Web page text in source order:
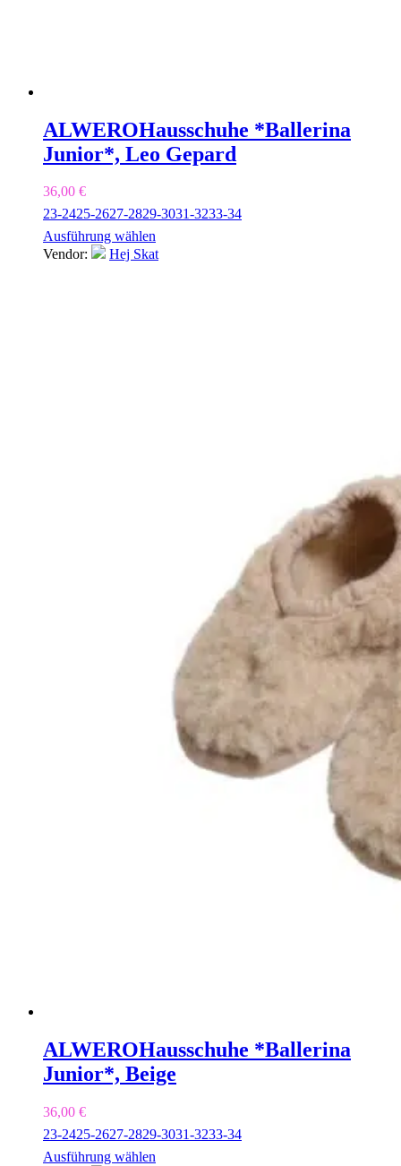
ALWEROHausschuhe *Ballerina
Junior*, Leo Gepard
36,00 €
23-2425-2627-2829-3031-3233-34
Ausführung wählen
Vendor:
Hej Skat
ALWEROHausschuhe *Ballerina
Junior*, Beige
36,00 €
23-2425-2627-2829-3031-3233-34
Ausführung wählen